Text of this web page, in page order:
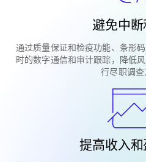
避免中
通过质量保证和检疫功能、条形
时的数字通信和审计跟踪，降低
行尽职调查
提高收入